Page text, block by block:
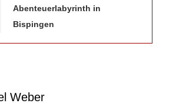
Abenteuerlabyrinth in
Bispingen
Weber